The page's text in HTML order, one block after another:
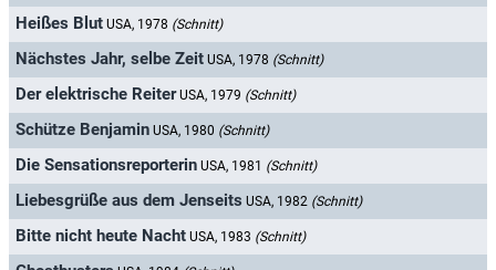
Heißes Blut USA, 1978 (Schnitt)
Nächstes Jahr, selbe Zeit USA, 1978 (Schnitt)
Der elektrische Reiter USA, 1979 (Schnitt)
Schütze Benjamin USA, 1980 (Schnitt)
Die Sensationsreporterin USA, 1981 (Schnitt)
Liebesgrüße aus dem Jenseits USA, 1982 (Schnitt)
Bitte nicht heute Nacht USA, 1983 (Schnitt)